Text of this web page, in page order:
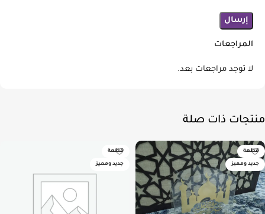
المراجعات
لا توجد مراجعات بعد.
منتجات ذات صلة
قطعة
جديد ومميز
قطعة
جديد ومميز